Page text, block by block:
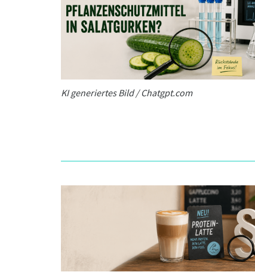
KI generiertes Bild / Chatgpt.com